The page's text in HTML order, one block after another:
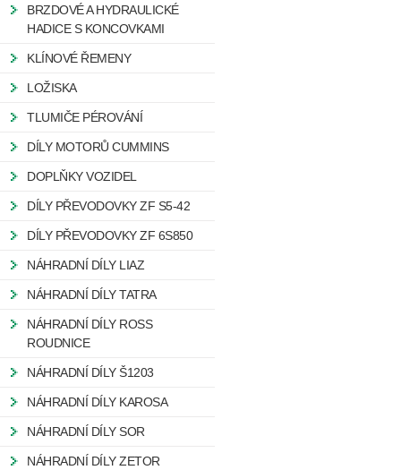
BRZDOVÉ A HYDRAULICKÉ
HADICE S KONCOVKAMI
KLÍNOVÉ ŘEMENY
LOŽISKA
TLUMIČE PÉROVÁNÍ
DÍLY MOTORŮ CUMMINS
DOPLŇKY VOZIDEL
DÍLY PŘEVODOVKY ZF S5-42
DÍLY PŘEVODOVKY ZF 6S850
NÁHRADNÍ DÍLY LIAZ
NÁHRADNÍ DÍLY TATRA
NÁHRADNÍ DÍLY ROSS
ROUDNICE
NÁHRADNÍ DÍLY Š1203
NÁHRADNÍ DÍLY KAROSA
NÁHRADNÍ DÍLY SOR
NÁHRADNÍ DÍLY ZETOR